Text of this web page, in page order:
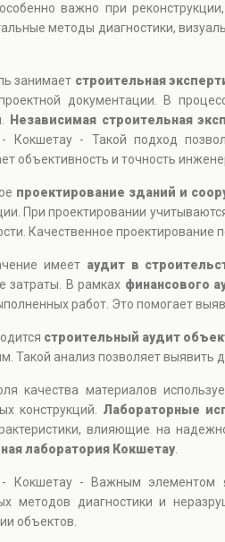
важно при
методы диагностики,
занимает строительная
документации. В
Независимая строительная
- Кокшетау - Такой подход
объективность и точность
проектирование зданий и
При проектировании
Качественное проектирование
имеет аудит в
затраты. В рамках финансового
работ. Это помогает
строительный аудит
Такой анализ позволяет выявить
качества материалов
конструкций. Лабораторные
влияющие на
лаборатория Кокшетау.
- Кокшетау - Важным элементом
методов диагностики и
объектов.